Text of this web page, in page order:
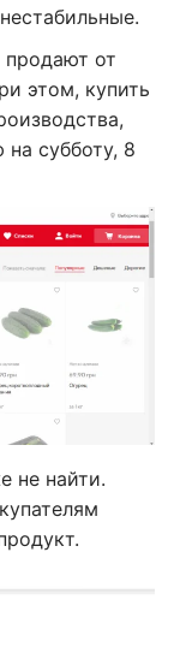
от
этом, купить
субботу, 8
не найти.